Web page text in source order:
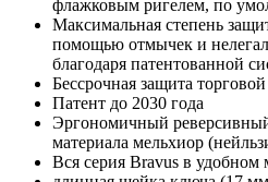
флажковым ригелем, по
Максимальная степень
помощью отмычек и
благодаря патентованной
Бессрочная защита
Патент до 2030 года
Эргономичный
материала мельхиор
Вся серия Bravus в